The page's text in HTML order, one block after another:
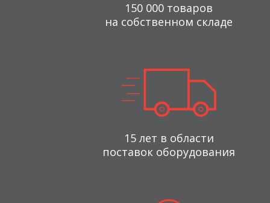
150 000 товаров
на собственном складе
15 лет в области
поставок оборудования